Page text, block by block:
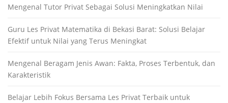
Mengenal Tutor Privat Sebagai Solusi Meningkatkan Nilai
Guru Les Privat Matematika di Bekasi Barat: Solusi Belajar
Efektif untuk Nilai yang Terus Meningkat
Mengenal Beragam Jenis Awan: Fakta, Proses Terbentuk, dan
Karakteristik
Belajar Lebih Fokus Bersama Les Privat Terbaik untuk